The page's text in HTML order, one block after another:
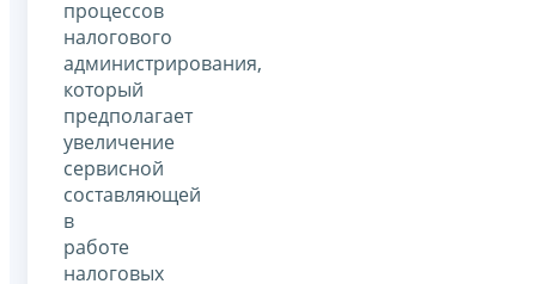
процессов
налогового
администрирования,
который
предполагает
увеличение
сервисной
составляющей
в
работе
налоговых